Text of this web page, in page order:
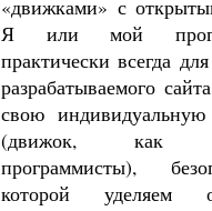
«движками» с
Я или мой
практически всегда
разрабатываемого
свою индивидуальную
(движок, как
программисты),
которой уделяем